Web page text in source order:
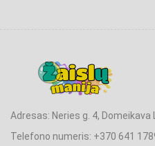
Adresas: Neries g. 4, Domeikava
Telefono numeris: +370 641